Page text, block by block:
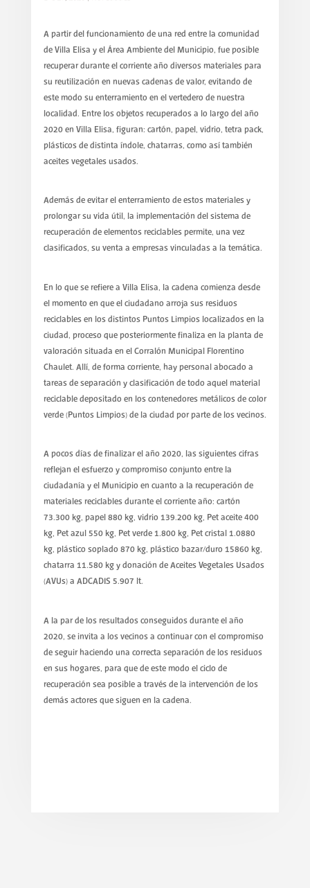
A partir del funcionamiento de una red entre la comunidad
de Villa Elisa y el Área Ambiente del Municipio, fue posible
recuperar durante el corriente año diversos materiales para
su reutilización en nuevas cadenas de valor, evitando de
este modo su enterramiento en el vertedero de nuestra
localidad. Entre los objetos recuperados a lo largo del año
2020 en Villa Elisa, figuran: cartón, papel, vidrio, tetra pack,
plásticos de distinta índole, chatarras, como así también
aceites vegetales usados.
Además de evitar el enterramiento de estos materiales y
prolongar su vida útil, la implementación del sistema de
recuperación de elementos reciclables permite, una vez
clasificados, su venta a empresas vinculadas a la temática.
En lo que se refiere a Villa Elisa, la cadena comienza desde
el momento en que el ciudadano arroja sus residuos
reciclables en los distintos Puntos Limpios localizados en la
ciudad, proceso que posteriormente finaliza en la planta de
valoración situada en el Corralón Municipal Florentino
Chaulet. Allí, de forma corriente, hay personal abocado a
tareas de separación y clasificación de todo aquel material
reciclable depositado en los contenedores metálicos de color
verde (Puntos Limpios) de la ciudad por parte de los vecinos.
A pocos días de finalizar el año 2020, las siguientes cifras
reflejan el esfuerzo y compromiso conjunto entre la
ciudadanía y el Municipio en cuanto a la recuperación de
materiales reciclables durante el corriente año: cartón
73.300 kg, papel 880 kg, vidrio 139.200 kg, Pet aceite 400
kg, Pet azul 550 kg, Pet verde 1.800 kg, Pet cristal 1.0880
kg, plástico soplado 870 kg, plástico bazar/duro 15860 kg,
chatarra 11.580 kg y donación de Aceites Vegetales Usados
(AVUs) a ADCADIS 5.907 lt.
A la par de los resultados conseguidos durante el año
2020, se invita a los vecinos a continuar con el compromiso
de seguir haciendo una correcta separación de los residuos
en sus hogares, para que de este modo el ciclo de
recuperación sea posible a través de la intervención de los
demás actores que siguen en la cadena.